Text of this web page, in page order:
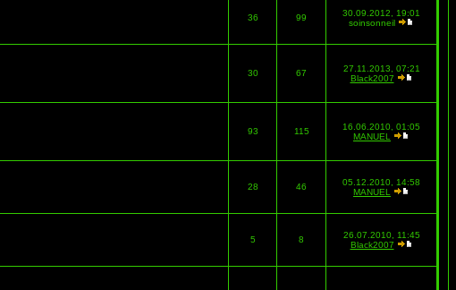
36 99
30.09.2012, 19:01
soinsonneil
30 67
27.11.2013, 07:21
Black2007
93 115
16.06.2010, 01:05
MANUEL
28 46
05.12.2010, 14:58
MANUEL
5 8
26.07.2010, 11:45
Black2007